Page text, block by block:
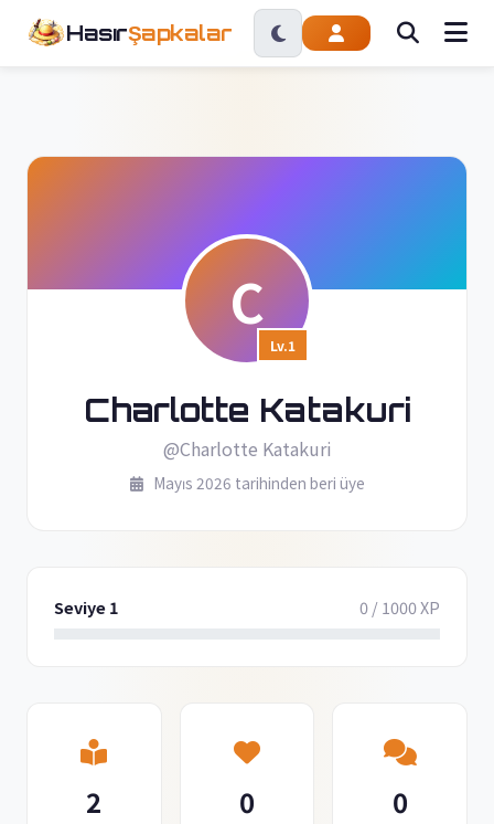
HasırŞapkalar
C
Lv.1
Charlotte Katakuri
@Charlotte Katakuri
Mayıs 2026 tarihinden beri üye
Seviye 1 0 / 1000 XP
2 0 0